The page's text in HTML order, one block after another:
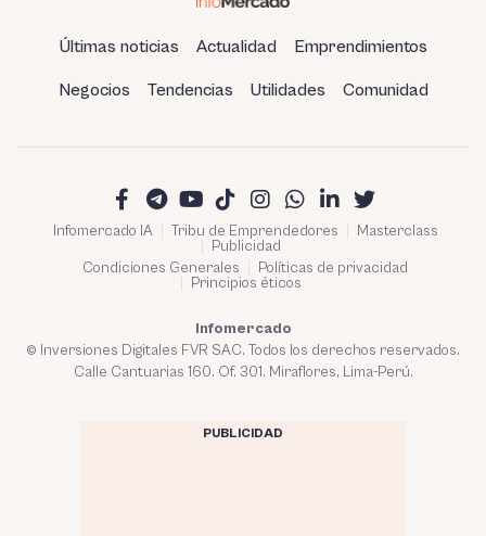
Últimas noticias Actualidad Emprendimientos
Negocios Tendencias Utilidades Comunidad
Infomercado IA Tribu de Emprendedores
Masterclass
Publicidad
Condiciones Generales
Políticas de privacidad
Principios éticos
Infomercado
© Inversiones Digitales FVR SAC. Todos los derechos reservados.
Calle Cantuarias 160. Of. 301. Miraflores, Lima-Perú.
PUBLICIDAD